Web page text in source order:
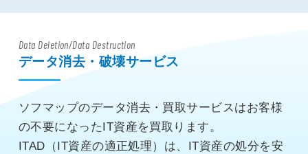
Data Deletion/Data Destruction
データ消去・破壊サービス
ソフマップのデータ消去・買取サービスはお客様
の不要になったIT資産を買取ります。
ITAD（IT資産の適正処理）は、IT資産の処分を安